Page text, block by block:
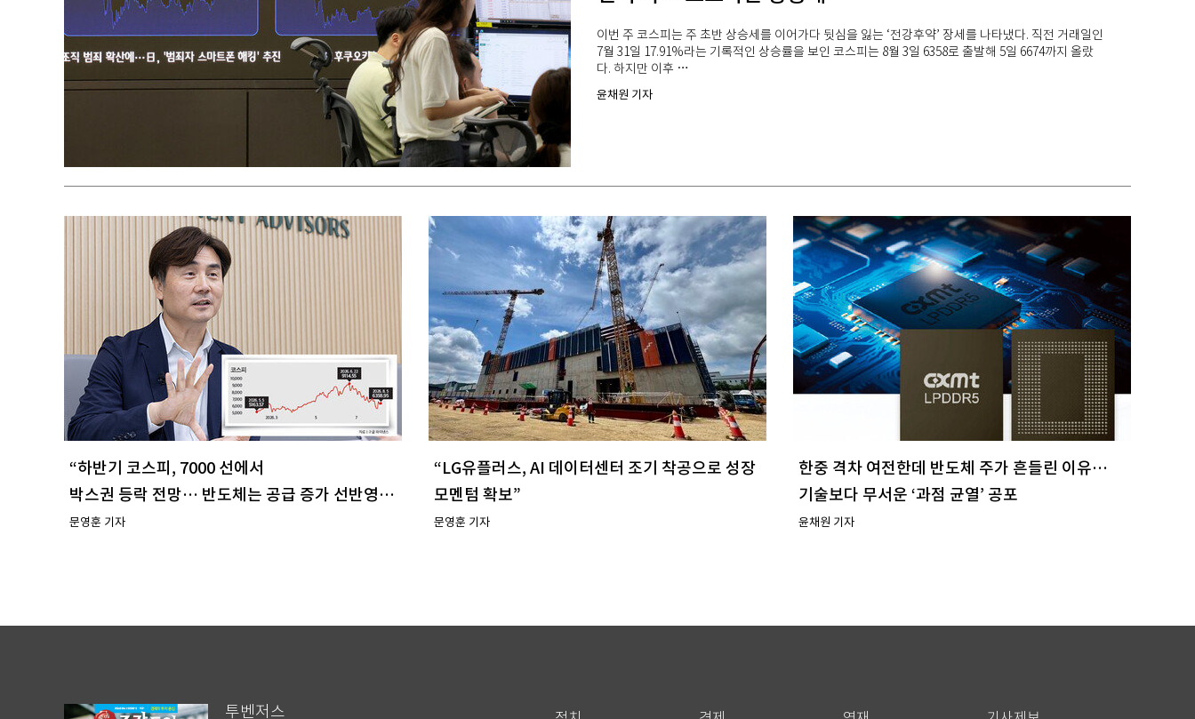
이번 주 코스피는 주 초반 상승세를 이어가다 뒷심을 잃는 ‘전강후약’ 장세를 나타냈다. 직전 거래일인
7월 31일 17.91%라는 기록적인 상승률을 보인 코스피는 8월 3일 6358로 출발해 5일 6674까지 올랐
다. 하지만 이후 …
윤채원 기자
“하반기 코스피, 7000 선에서
박스권 등락 전망… 반도체는 공급 증가 선반영
주시해야”
문영훈 기자
“LG유플러스, AI 데이터센터 조기 착공으로 성장
모멘텀 확보”
문영훈 기자
한중 격차 여전한데 반도체 주가 흔들린 이유…
기술보다 무서운 ‘과점 균열’ 공포
윤채원 기자
투벤저스